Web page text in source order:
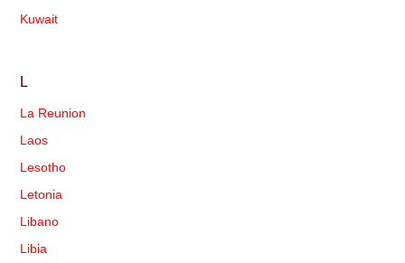
Kuwait
L
La Reunion
Laos
Lesotho
Letonia
Libano
Libia